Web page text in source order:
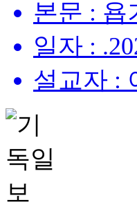
본문 : 욥
일자 :
설교자 :